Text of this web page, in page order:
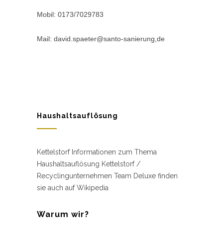
Mobil: 0173/7029783
Mail: david.spaeter@santo-sanierung,de
Haushaltsauflösung
Kettelstorf Informationen zum Thema
Haushaltsauflösung Kettelstorf /
Recyclingunternehmen Team Deluxe finden
sie auch auf Wikipedia
Warum wir?